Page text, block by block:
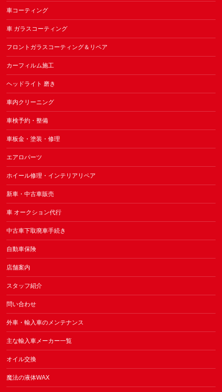
車コーティング
車 ガラスコーティング
フロントガラスコーティング＆リペア
カーフィルム施工
ヘッドライト 磨き
車内クリーニング
車検予約・整備
車板金・塗装・修理
エアロパーツ
ホイール修理・インテリアリペア
新車・中古車販売
車 オークション代行
中古車下取廃車手続き
自動車保険
店舗案内
スタッフ紹介
問い合わせ
外車・輸入車のメンテナンス
主な輸入車メーカー一覧
オイル交換
魔法の液体WAX